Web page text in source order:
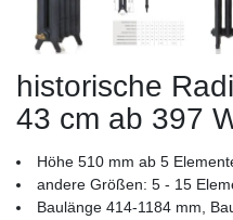
historische
43 cm ab 397
Höhe 510 mm ab 5
andere Größen: 5 - 15
Baulänge 414-1184 mm,